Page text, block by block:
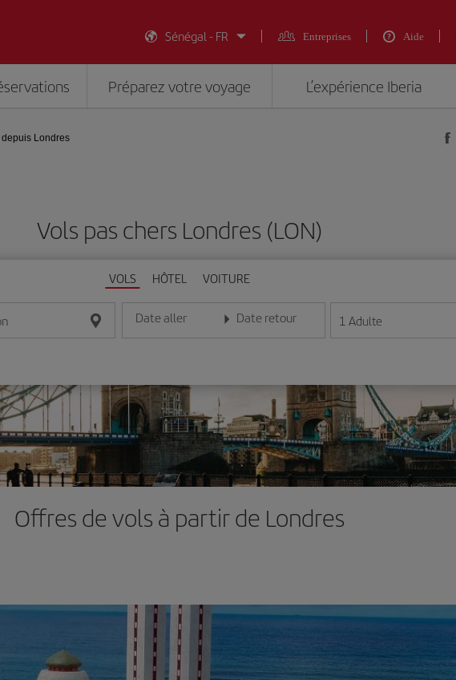
Sénégal - FR
Entreprises Aide
Préparez votre voyage L’expérience Iberia
depuis Londres
Vols pas chers Londres (LON)
VOLS HÔTEL VOITURE
Date aller
Entrez la date au format jour/mois/année
Date retour
Entrez la date au format jour/mois/année
1 Adulte
Offres de vols à partir de Londres